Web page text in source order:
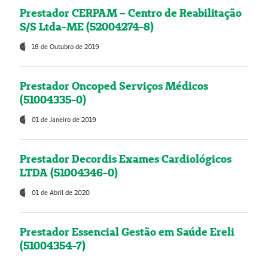
Prestador CERPAM – Centro de Reabilitação
S/S Ltda-ME (52004274-8)
18 de Outubro de 2019
Prestador Oncoped Serviços Médicos
(51004335-0)
01 de Janeiro de 2019
Prestador Decordis Exames Cardiológicos
LTDA (51004346-0)
01 de Abril de 2020
Prestador Essencial Gestão em Saúde Ereli
(51004354-7)